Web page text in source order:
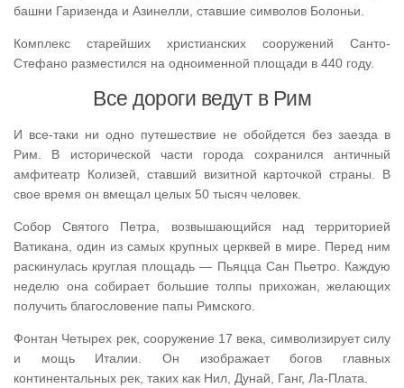
башни Гаризенда и Азинелли, ставшие символов Болоньи.
Комплекс старейших христианских сооружений Санто-
Стефано разместился на одноименной площади в 440 году.
Все дороги ведут в Рим
И все-таки ни одно путешествие не обойдется без заезда в
Рим. В исторической части города сохранился античный
амфитеатр Колизей, ставший визитной карточкой страны. В
свое время он вмещал целых 50 тысяч человек.
Собор Святого Петра, возвышающийся над территорией
Ватикана, один из самых крупных церквей в мире. Перед ним
раскинулась круглая площадь — Пьяцца Сан Пьетро. Каждую
неделю она собирает большие толпы прихожан, желающих
получить благословение папы Римского.
Фонтан Четырех рек, сооружение 17 века, символизирует силу
и мощь Италии. Он изображает богов главных
континентальных рек, таких как Нил, Дунай, Ганг, Ла-Плата.